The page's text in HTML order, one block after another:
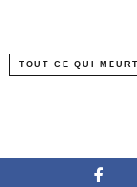
TOUT CE QUI